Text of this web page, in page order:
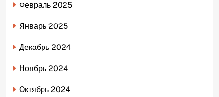
Февраль 2025
Январь 2025
Декабрь 2024
Ноябрь 2024
Октябрь 2024